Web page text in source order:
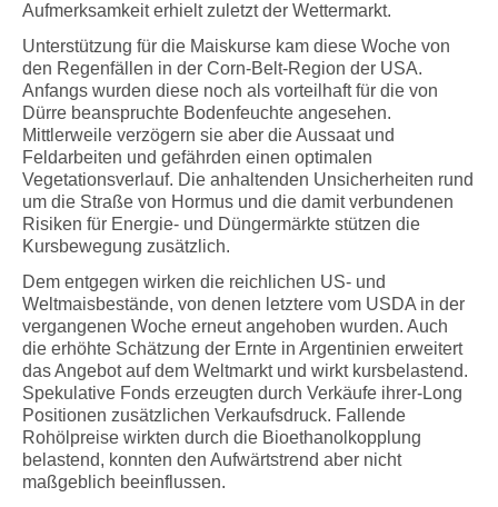
Aufmerksamkeit erhielt zuletzt der Wettermarkt.
Unterstützung für die Maiskurse kam diese Woche von
den Regenfällen in der Corn-Belt-Region der USA.
Anfangs wurden diese noch als vorteilhaft für die von
Dürre beanspruchte Bodenfeuchte angesehen.
Mittlerweile verzögern sie aber die Aussaat und
Feldarbeiten und gefährden einen optimalen
Vegetationsverlauf. Die anhaltenden Unsicherheiten rund
um die Straße von Hormus und die damit verbundenen
Risiken für Energie- und Düngermärkte stützen die
Kursbewegung zusätzlich.
Dem entgegen wirken die reichlichen US- und
Weltmaisbestände, von denen letztere vom USDA in der
vergangenen Woche erneut angehoben wurden. Auch
die erhöhte Schätzung der Ernte in Argentinien erweitert
das Angebot auf dem Weltmarkt und wirkt kursbelastend.
Spekulative Fonds erzeugten durch Verkäufe ihrer-Long
Positionen zusätzlichen Verkaufsdruck. Fallende
Rohölpreise wirkten durch die Bioethanolkopplung
belastend, konnten den Aufwärtstrend aber nicht
maßgeblich beeinflussen.